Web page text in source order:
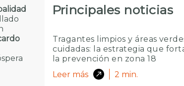
Principales noticias
Tragantes limpios y áreas
cuidadas: la estrategia que
la prevención en zona 18
Leer más
2 min.